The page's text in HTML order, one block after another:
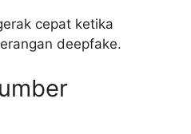
cepat ketika
deepfake.